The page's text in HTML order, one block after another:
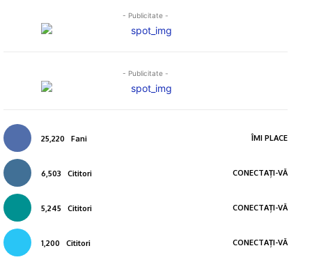
- Publicitate -
- Publicitate -
25,220 Fani ÎMI PLACE
6,503 Cititori CONECTAȚI-VĂ
5,245 Cititori CONECTAȚI-VĂ
1,200 Cititori CONECTAȚI-VĂ